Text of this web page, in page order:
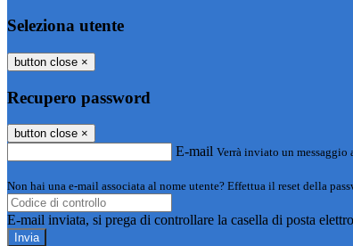
Seleziona utente
button close ×
Recupero password
button close ×
E-mail Verrà inviato un
Non hai una e-mail associata al nome utente? Effettua il reset della
E-mail inviata, si prega di controllare la casella di posta